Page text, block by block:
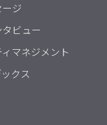
ジ
ビュー
マネジメント
クス